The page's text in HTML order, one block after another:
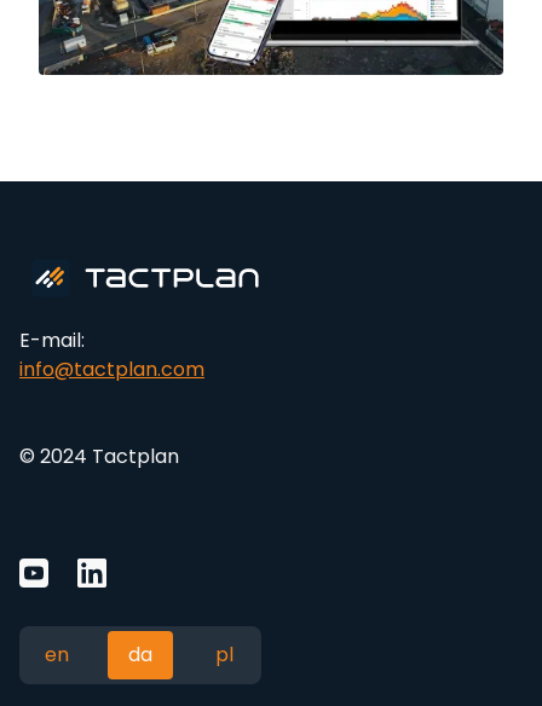
E-mail:
info@tactplan.com
© 2024 Tactplan
en da pl